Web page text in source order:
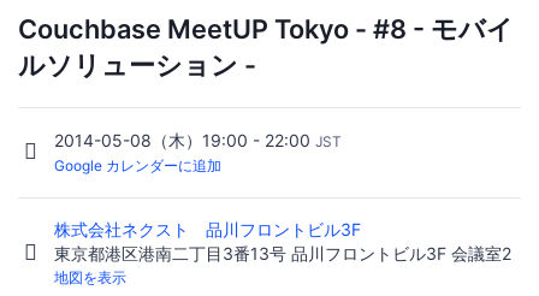
Couchbase MeetUP Tokyo - #8 - モバイ
ルソリューション -
2014-05-08（木）19:00 - 22:00 JST
Google カレンダーに追加
株式会社ネクスト 品川フロントビル3F
東京都港区港南二丁目3番13号 品川フロントビル3F 会議室2
地図を表示